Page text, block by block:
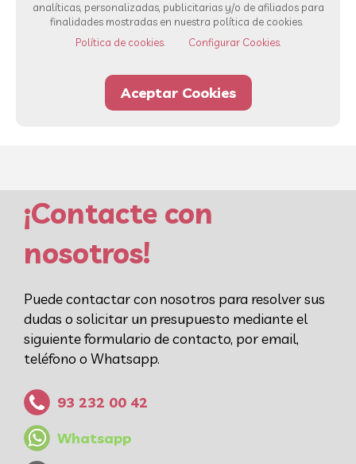
Ver todos los servicios
93 232 00 42 Whatsapp
¡Contacte con
nosotros!
Puede contactar con nosotros para resolver sus
dudas o solicitar un presupuesto mediante el
siguiente formulario de contacto, por email,
teléfono o Whatsapp.
93 232 00 42
Whatsapp
analíticas, personalizadas, publicitarias y/o de afiliados para
finalidades mostradas en nuestra política de cookies.
Política de cookies.
Configurar Cookies.
Aceptar Cookies